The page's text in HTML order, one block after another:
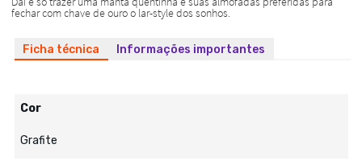
Ficha técnica Informações importantes
Cor
Grafite